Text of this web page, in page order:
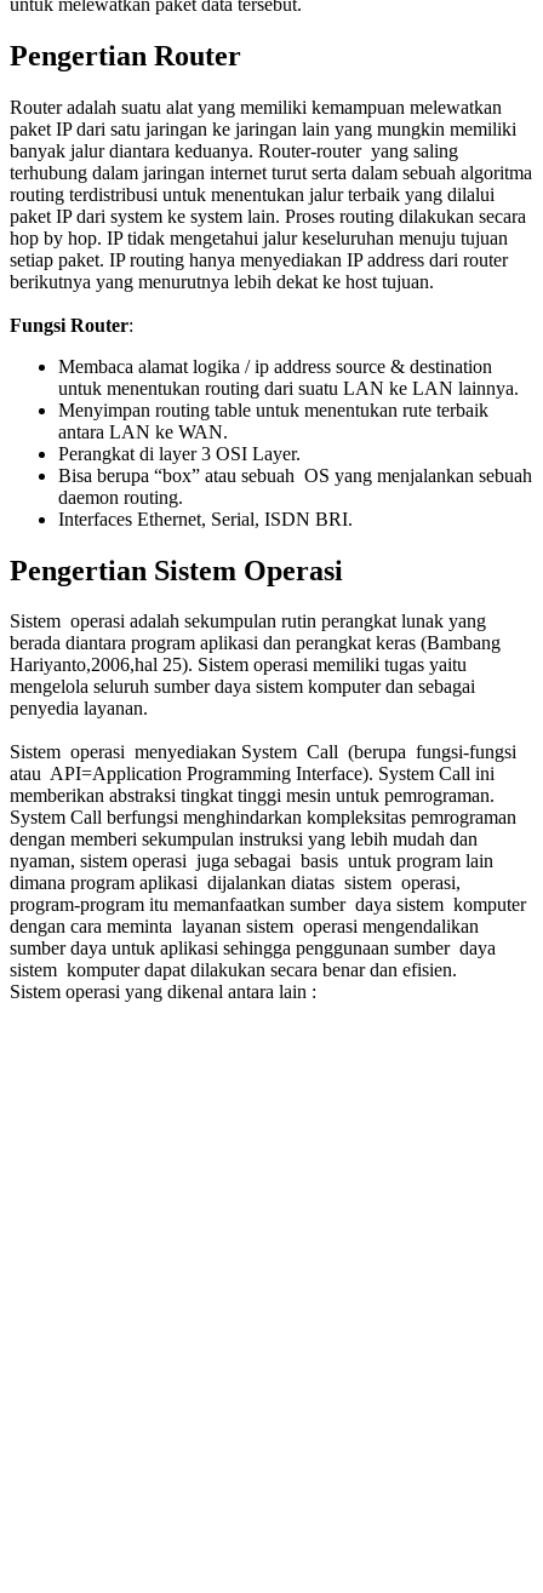
Pengertian Router
Router adalah suatu alat yang memiliki kemampuan melewatkan
paket IP dari satu jaringan ke jaringan lain yang mungkin memiliki
banyak jalur diantara keduanya. Router-router yang saling
terhubung dalam jaringan internet turut serta dalam sebuah algoritma
routing terdistribusi untuk menentukan jalur terbaik yang dilalui
paket IP dari system ke system lain. Proses routing dilakukan secara
hop by hop. IP tidak mengetahui jalur keseluruhan menuju tujuan
setiap paket. IP routing hanya menyediakan IP address dari router
berikutnya yang menurutnya lebih dekat ke host tujuan.
Fungsi Router:
Membaca alamat logika / ip address source & destination
untuk menentukan routing dari suatu LAN ke LAN lainnya.
Menyimpan routing table untuk menentukan rute terbaik
antara LAN ke WAN.
Perangkat di layer 3 OSI Layer.
Bisa berupa “box” atau sebuah OS yang menjalankan sebuah
daemon routing.
Interfaces Ethernet, Serial, ISDN BRI.
Pengertian Sistem Operasi
Sistem operasi adalah sekumpulan rutin perangkat lunak yang
berada diantara program aplikasi dan perangkat keras (Bambang
Hariyanto,2006,hal 25). Sistem operasi memiliki tugas yaitu
mengelola seluruh sumber daya sistem komputer dan sebagai
penyedia layanan.
Sistem operasi menyediakan System Call (berupa fungsi-fungsi
atau API=Application Programming Interface). System Call ini
memberikan abstraksi tingkat tinggi mesin untuk pemrograman.
System Call berfungsi menghindarkan kompleksitas pemrograman
dengan memberi sekumpulan instruksi yang lebih mudah dan
nyaman, sistem operasi juga sebagai basis untuk program lain
dimana program aplikasi dijalankan diatas sistem operasi,
program-program itu memanfaatkan sumber daya sistem komputer
dengan cara meminta layanan sistem operasi mengendalikan
sumber daya untuk aplikasi sehingga penggunaan sumber daya
sistem komputer dapat dilakukan secara benar dan efisien.
Sistem operasi yang dikenal antara lain :